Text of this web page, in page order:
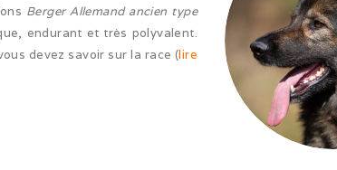
Berger Allemand ancien type
endurant et très polyvalent.
devez savoir sur la race (lire